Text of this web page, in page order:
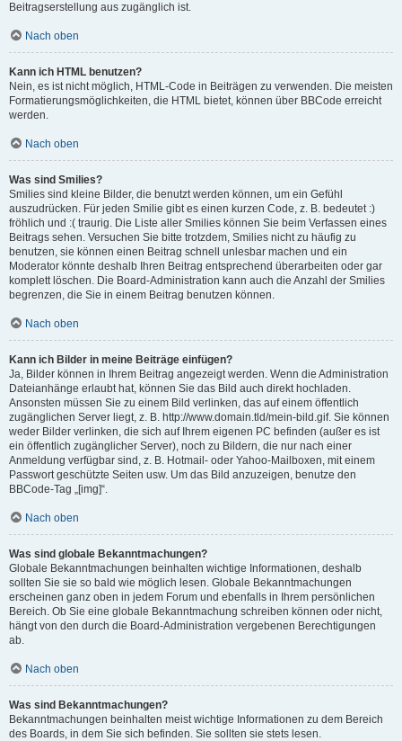
Beitragserstellung aus zugänglich ist.
Nach oben
Kann ich HTML benutzen?
Nein, es ist nicht möglich, HTML-Code in Beiträgen zu verwenden. Die meisten
Formatierungsmöglichkeiten, die HTML bietet, können über BBCode erreicht
werden.
Nach oben
Was sind Smilies?
Smilies sind kleine Bilder, die benutzt werden können, um ein Gefühl
auszudrücken. Für jeden Smilie gibt es einen kurzen Code, z. B. bedeutet :)
fröhlich und :( traurig. Die Liste aller Smilies können Sie beim Verfassen eines
Beitrags sehen. Versuchen Sie bitte trotzdem, Smilies nicht zu häufig zu
benutzen, sie können einen Beitrag schnell unlesbar machen und ein
Moderator könnte deshalb Ihren Beitrag entsprechend überarbeiten oder gar
komplett löschen. Die Board-Administration kann auch die Anzahl der Smilies
begrenzen, die Sie in einem Beitrag benutzen können.
Nach oben
Kann ich Bilder in meine Beiträge einfügen?
Ja, Bilder können in Ihrem Beitrag angezeigt werden. Wenn die Administration
Dateianhänge erlaubt hat, können Sie das Bild auch direkt hochladen.
Ansonsten müssen Sie zu einem Bild verlinken, das auf einem öffentlich
zugänglichen Server liegt, z. B. http://www.domain.tld/mein-bild.gif. Sie können
weder Bilder verlinken, die sich auf Ihrem eigenen PC befinden (außer es ist
ein öffentlich zugänglicher Server), noch zu Bildern, die nur nach einer
Anmeldung verfügbar sind, z. B. Hotmail- oder Yahoo-Mailboxen, mit einem
Passwort geschützte Seiten usw. Um das Bild anzuzeigen, benutze den
BBCode-Tag „[img]“.
Nach oben
Was sind globale Bekanntmachungen?
Globale Bekanntmachungen beinhalten wichtige Informationen, deshalb
sollten Sie sie so bald wie möglich lesen. Globale Bekanntmachungen
erscheinen ganz oben in jedem Forum und ebenfalls in Ihrem persönlichen
Bereich. Ob Sie eine globale Bekanntmachung schreiben können oder nicht,
hängt von den durch die Board-Administration vergebenen Berechtigungen
ab.
Nach oben
Was sind Bekanntmachungen?
Bekanntmachungen beinhalten meist wichtige Informationen zu dem Bereich
des Boards, in dem Sie sich befinden. Sie sollten sie stets lesen.